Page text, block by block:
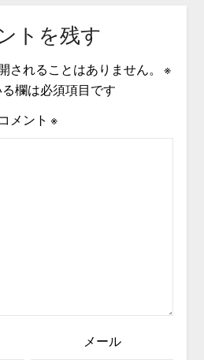
トを残す
されることはありません。
※
欄は必須項目です
コメント ※
メール